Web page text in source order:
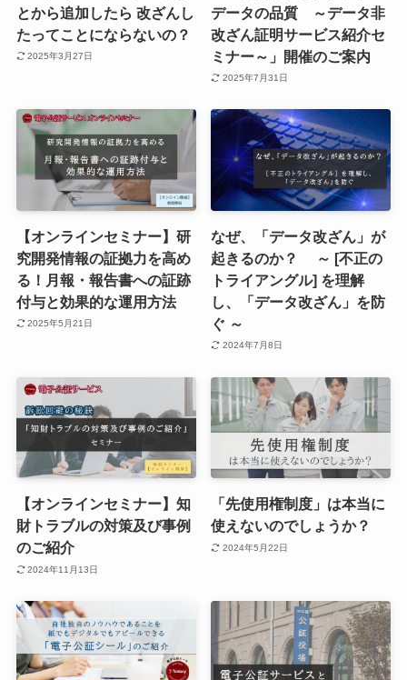
とから追加したら 改ざんし
たってことにならないの？
2025年3月27日
データの品質 ～データ非
改ざん証明サービス紹介セ
ミナー～」開催のご案内
2025年7月31日
【オンラインセミナー】研
究開発情報の証拠力を高め
る！月報・報告書への証跡
付与と効果的な運用方法
2025年5月21日
なぜ、「データ改ざん」が
起きるのか？ ～ [不正の
トライアングル] を理解
し、「データ改ざん」を防
ぐ ～
2024年7月8日
【オンラインセミナー】知
財トラブルの対策及び事例
のご紹介
2024年11月13日
「先使用権制度」は本当に
使えないのでしょうか？
2024年5月22日